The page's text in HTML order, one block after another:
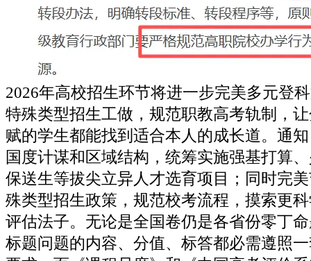
2026年高校招生环节将进一步完美多元登
特殊类型招生工做，规范职教高考轨制，
赋的学生都能找到适合本人的成长道。通
国度计谋和区域结构，统筹实施强基打算
保送生等拔尖立异人才选育项目；同时完
殊类型招生政策，规范校考流程，摸索更
评估法子。无论是全国卷仍是各省份零丁
标题问题的内容、分值、标答都必需遵照